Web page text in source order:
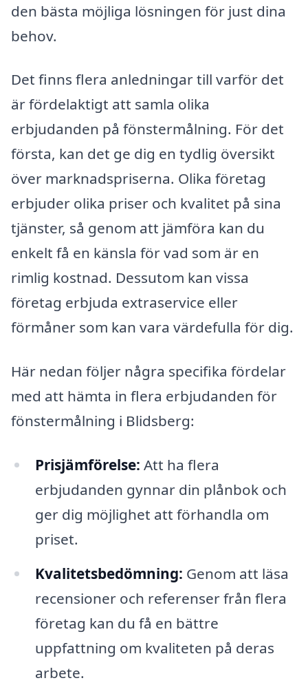
den bästa möjliga lösningen för just dina
behov.
Det finns flera anledningar till varför det
är fördelaktigt att samla olika
erbjudanden på fönstermålning. För det
första, kan det ge dig en tydlig översikt
över marknadspriserna. Olika företag
erbjuder olika priser och kvalitet på sina
tjänster, så genom att jämföra kan du
enkelt få en känsla för vad som är en
rimlig kostnad. Dessutom kan vissa
företag erbjuda extraservice eller
förmåner som kan vara värdefulla för dig.
Här nedan följer några specifika fördelar
med att hämta in flera erbjudanden för
fönstermålning i Blidsberg:
Prisjämförelse: Att ha flera
erbjudanden gynnar din plånbok och
ger dig möjlighet att förhandla om
priset.
Kvalitetsbedömning: Genom att läsa
recensioner och referenser från flera
företag kan du få en bättre
uppfattning om kvaliteten på deras
arbete.